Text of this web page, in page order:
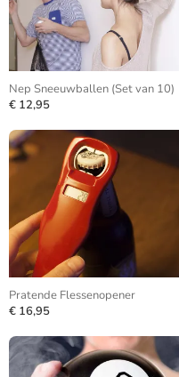
Nep Sneeuwballen (Set van 10)
€ 12,95
Pratende Flessenopener
€ 16,95